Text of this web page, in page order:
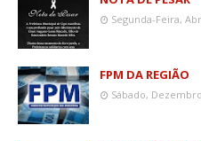
Segunda-Feira,
FPM DA REGIÃO
Sábado,